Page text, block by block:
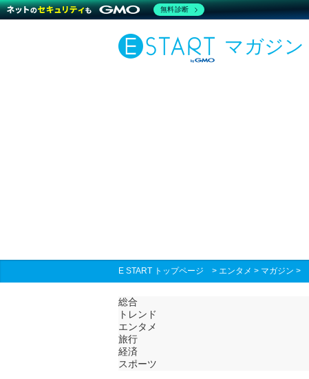
マガジン
E START トップページ > エンタメ > マガジン >
総合
トレンド
エンタメ
旅行
経済
スポーツ
無料診断